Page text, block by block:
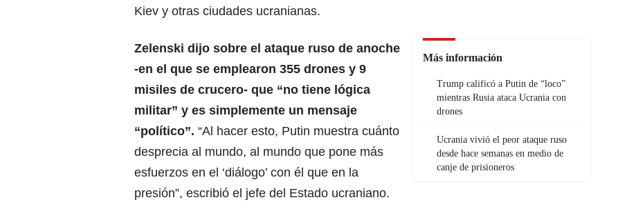
Kiev y otras ciudades ucranianas.
Más información
Trump calificó a Putin de “loco”
mientras Rusia ataca Ucrania con
drones
Ucrania vivió el peor ataque ruso
desde hace semanas en medio de
canje de prisioneros
Zelenski dijo sobre el ataque ruso de anoche
-en el que se emplearon 355 drones y 9
misiles de crucero- que “no tiene lógica
militar” y es simplemente un mensaje
“político”. “Al hacer esto, Putin muestra cuánto
desprecia al mundo, al mundo que pone más
esfuerzos en el ‘diálogo’ con él que en la
presión”, escribió el jefe del Estado ucraniano.